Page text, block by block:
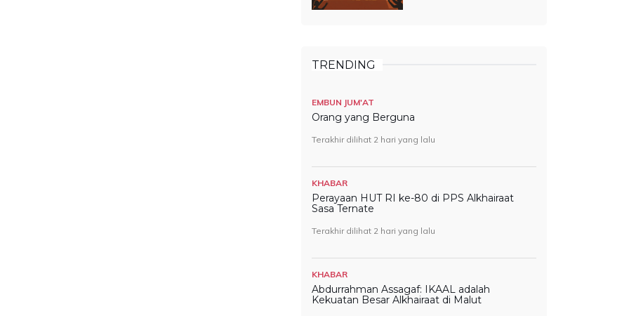
TRENDING
EMBUN JUM'AT
Orang yang Berguna
Terakhir dilihat 2 hari yang lalu
KHABAR
Perayaan HUT RI ke-80 di PPS Alkhairaat
Sasa Ternate
Terakhir dilihat 2 hari yang lalu
KHABAR
Abdurrahman Assagaf: IKAAL adalah
Kekuatan Besar Alkhairaat di Malut